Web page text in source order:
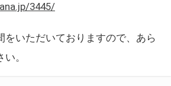
3445/
をいただいておりますので、あら
。